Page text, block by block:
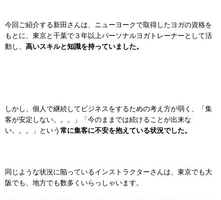
今回ご紹介する新田さんは、ニューヨークで取得したヨガの資格を
もとに、東京と千葉で３年以上パーソナルヨガトレーナーとして活
動し、 高いスキルと知識を持っていました。
しかし、個人で継続してビジネスをするための考え方が弱く、「集
客が安定しない。。。」「今のままでは続けることが出来な
い。。。」という常に集客に不安を抱えている状況でした。
同じような状況に陥っているインストラクターさんは、東京でも大
阪でも、地方でも数多くいらっしゃいます。